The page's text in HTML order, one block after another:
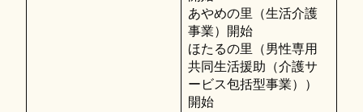
あやめの里（生活介護
事業）開始
ほたるの里（男性専用
共同生活援助（介護サ
ービス包括型事業））
開始